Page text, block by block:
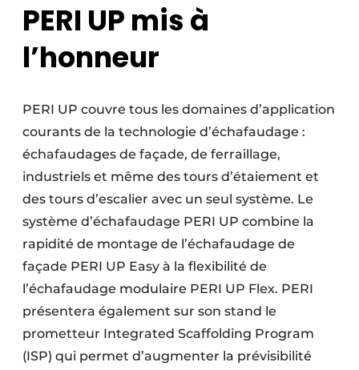
PERI UP mis à
l’honneur
PERI UP couvre tous les domaines d’application
courants de la technologie d’échafaudage :
échafaudages de façade, de ferraillage,
industriels et même des tours d’étaiement et
des tours d’escalier avec un seul système. Le
système d’échafaudage PERI UP combine la
rapidité de montage de l’échafaudage de
façade PERI UP Easy à la flexibilité de
l’échafaudage modulaire PERI UP Flex. PERI
présentera également sur son stand le
prometteur Integrated Scaffolding Program
(ISP) qui permet d’augmenter la prévisibilité